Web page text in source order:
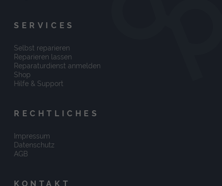
SERVICES
Selbst reparieren
Reparieren lassen
Reparaturdienst anmelden
Shop
Hilfe & Support
RECHTLICHES
Impressum
Datenschutz
AGB
KONTAKT